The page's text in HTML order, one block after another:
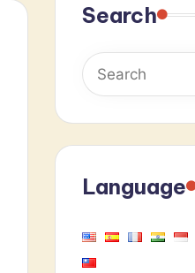
Search
Language